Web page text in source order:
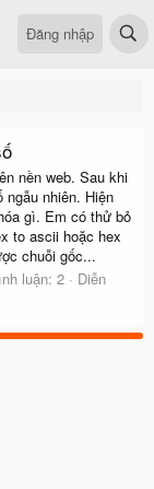
Đăng nhập
nền web. Sau khi
nhiên. Hiện
gì. Em có thử bỏ
to ascii hoặc hex
chuỗi gốc...
luận: 2
Diễn